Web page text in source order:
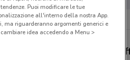
Trovagomme,
Puoi modificare le tue
all'interno della nostra App.
ma riguarderanno argomenti generici e
idea accedendo a Menu >